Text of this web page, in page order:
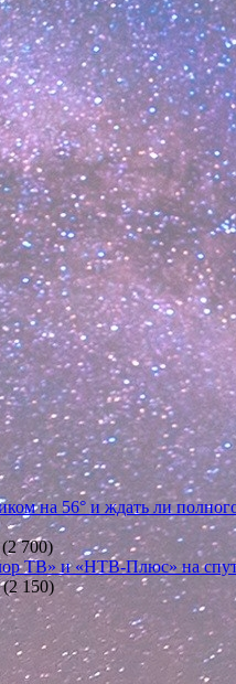
на 56° и ждать ли
(2 700)
ТВ» и «НТВ-Плюс» на
(2 150)